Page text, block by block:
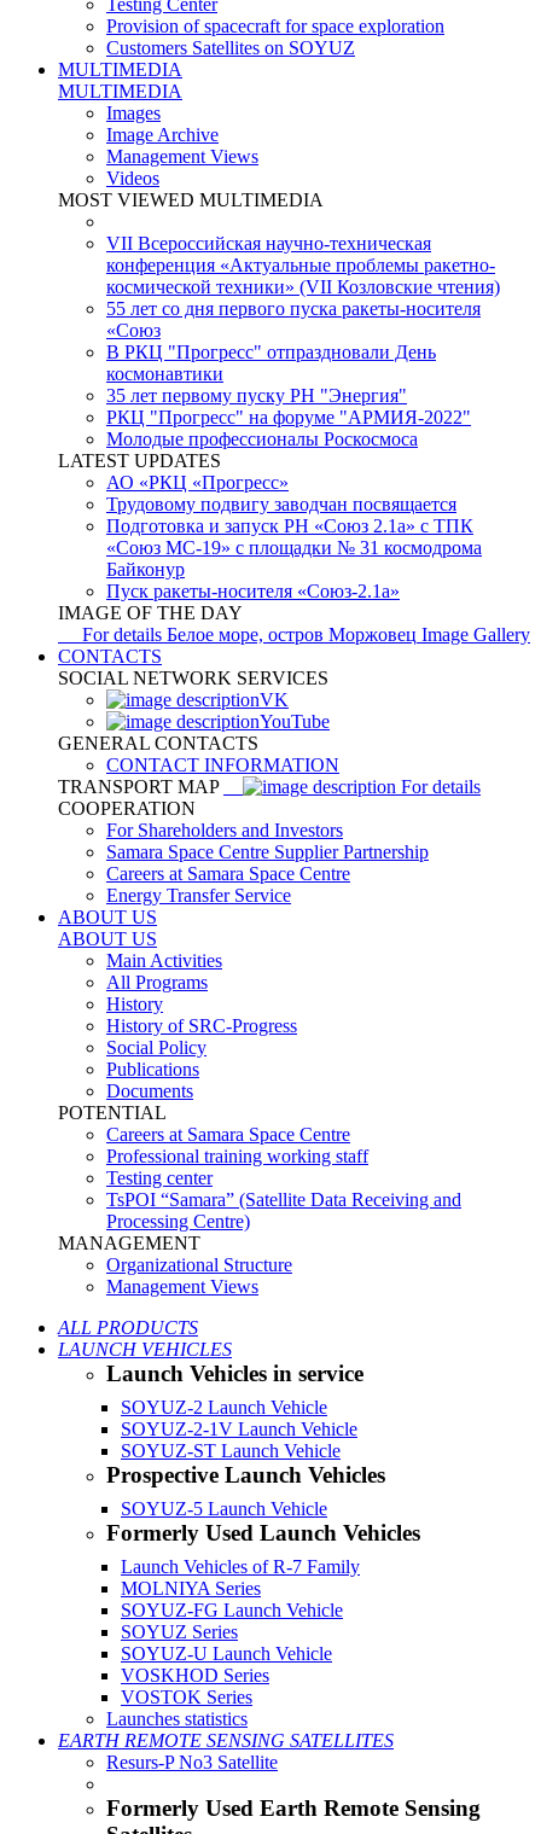
Testing Center
Provision of spacecraft for space exploration
Customers Satellites on SOYUZ
MULTIMEDIA
MULTIMEDIA
Images
Image Archive
Management Views
Videos
MOST VIEWED MULTIMEDIA
VII Всероссийская научно-техническая
конференция «Актуальные проблемы ракетно-
космической техники» (VII Козловские чтения)
55 лет со дня первого пуска ракеты-носителя
«Союз
В РКЦ "Прогресс" отпраздновали День
космонавтики
35 лет первому пуску РН "Энергия"
РКЦ "Прогресс" на форуме "АРМИЯ-2022"
Молодые профессионалы Роскосмоса
LATEST UPDATES
АО «РКЦ «Прогресс»
Трудовому подвигу заводчан посвящается
Подготовка и запуск РН «Союз 2.1а» с ТПК
«Союз МС-19» с площадки № 31 космодрома
Байконур
Пуск ракеты-носителя «Союз-2.1а»
IMAGE OF THE DAY
For details Белое море, остров Моржовец Image Gallery
CONTACTS
SOCIAL NETWORK SERVICES
VK
YouTube
GENERAL CONTACTS
CONTACT INFORMATION
TRANSPORT MAP
For details
COOPERATION
For Shareholders and Investors
Samara Space Centre Supplier Partnership
Careers at Samara Space Centre
Energy Transfer Service
ABOUT US
ABOUT US
Main Activities
All Programs
History
History of SRC-Progress
Social Policy
Publications
Documents
POTENTIAL
Careers at Samara Space Centre
Professional training working staff
Testing center
TsPOI “Samara” (Satellite Data Receiving and
Processing Centre)
MANAGEMENT
Organizational Structure
Management Views
ALL PRODUCTS
LAUNCH VEHICLES
Launch Vehicles in service
SOYUZ-2 Launch Vehicle
SOYUZ-2-1V Launch Vehicle
SOYUZ-ST Launch Vehicle
Prospective Launch Vehicles
SOYUZ-5 Launch Vehicle
Formerly Used Launch Vehicles
Launch Vehicles of R-7 Family
MOLNIYA Series
SOYUZ-FG Launch Vehicle
SOYUZ Series
SOYUZ-U Launch Vehicle
VOSKHOD Series
VOSTOK Series
Launches statistics
EARTH REMOTE SENSING SATELLITES
Resurs-P No3 Satellite
Formerly Used Earth Remote Sensing